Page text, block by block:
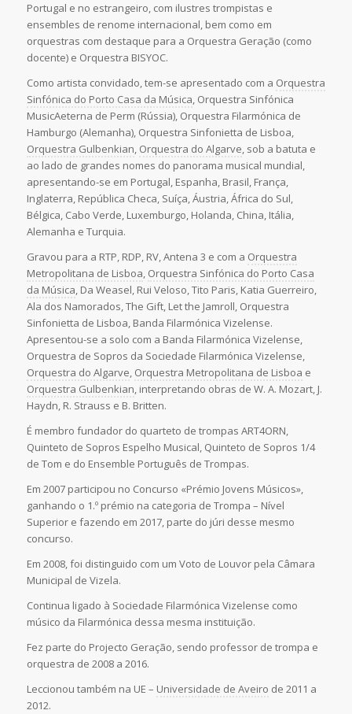
Portugal e no estrangeiro, com ilustres trompistas e
ensembles de renome internacional, bem como em
orquestras com destaque para a Orquestra Geração (como
docente) e Orquestra BISYOC.
Como artista convidado, tem-se apresentado com a Orquestra
Sinfónica do Porto Casa da Música, Orquestra Sinfónica
MusicAeterna de Perm (Rússia), Orquestra Filarmónica de
Hamburgo (Alemanha), Orquestra Sinfonietta de Lisboa,
Orquestra Gulbenkian, Orquestra do Algarve, sob a batuta e
ao lado de grandes nomes do panorama musical mundial,
apresentando-se em Portugal, Espanha, Brasil, França,
Inglaterra, República Checa, Suíça, Áustria, África do Sul,
Bélgica, Cabo Verde, Luxemburgo, Holanda, China, Itália,
Alemanha e Turquia.
Gravou para a RTP, RDP, RV, Antena 3 e com a Orquestra
Metropolitana de Lisboa, Orquestra Sinfónica do Porto Casa
da Música, Da Weasel, Rui Veloso, Tito Paris, Katia Guerreiro,
Ala dos Namorados, The Gift, Let the Jamroll, Orquestra
Sinfonietta de Lisboa, Banda Filarmónica Vizelense.
Apresentou-se a solo com a Banda Filarmónica Vizelense,
Orquestra de Sopros da Sociedade Filarmónica Vizelense,
Orquestra do Algarve, Orquestra Metropolitana de Lisboa e
Orquestra Gulbenkian, interpretando obras de W. A. Mozart, J.
Haydn, R. Strauss e B. Britten.
É membro fundador do quarteto de trompas ART4ORN,
Quinteto de Sopros Espelho Musical, Quinteto de Sopros 1/4
de Tom e do Ensemble Português de Trompas.
Em 2007 participou no Concurso «Prémio Jovens Músicos»,
ganhando o 1.º prémio na categoria de Trompa – Nível
Superior e fazendo em 2017, parte do júri desse mesmo
concurso.
Em 2008, foi distinguido com um Voto de Louvor pela Câmara
Municipal de Vizela.
Continua ligado à Sociedade Filarmónica Vizelense como
músico da Filarmónica dessa mesma instituição.
Fez parte do Projecto Geração, sendo professor de trompa e
orquestra de 2008 a 2016.
Leccionou também na UE – Universidade de Aveiro de 2011 a
2012.